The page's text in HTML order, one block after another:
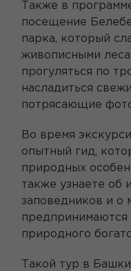
Также в
посещение
парка, который
живописными
прогуляться по
насладиться
потрясающие
Во время
опытный гид,
природных
также узнаете об
заповедников и о
предпринимаются
природного
Такой тур в